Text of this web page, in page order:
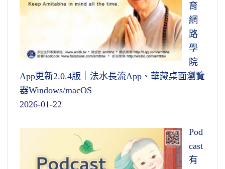
育
網
路
學
院
App更新2.0.4版｜法水長流App、華藏桌面瀏覽
器Windows/macOS
2026-01-22
Pod
cast
有